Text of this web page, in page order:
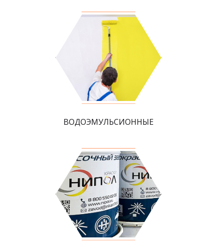
ВОДОЭМУЛЬСИОННЫЕ